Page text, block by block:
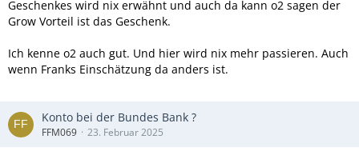
Geschenkes wird nix erwähnt und auch da kann o2 sagen der
Grow Vorteil ist das Geschenk.
Ich kenne o2 auch gut. Und hier wird nix mehr passieren. Auch
wenn Franks Einschätzung da anders ist.
Konto bei der Bundes Bank ?
FFM069 23. Februar 2025